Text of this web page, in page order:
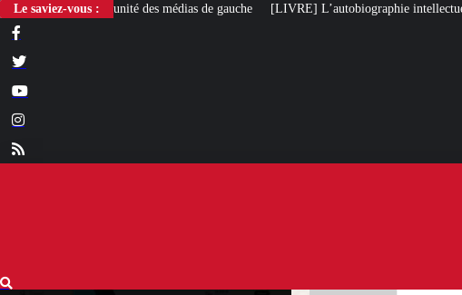
Le saviez-vous :
médias de gauche [LIVRE] L’autobiographie intellectuelle de Michel Maffesoli